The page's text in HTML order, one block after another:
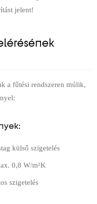
jelent!
a fűtési rendszeren múlik,
külső szigetelés
0,8 W/m²K
szigetelés